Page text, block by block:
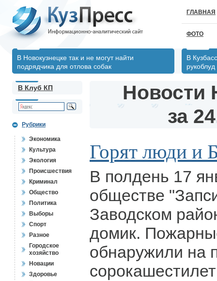
ГЛАВНАЯ
ФОТО
В Новокузнецке так и не могут найти
подрядчика для отлова собак
В
рукоблуд
В Клуб КП
Рубрики
Экономика
Культура
Экология
Происшествия
Криминал
Общество
Политика
Выборы
Спорт
Разное
Городское
хозяйство
Новации
Здоровье
Новости
за
Горят люди и
В полдень 17
обществе
Заводском
домик.
обнаружили на